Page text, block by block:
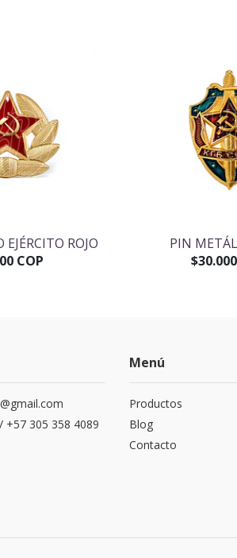
ROJO
COP
PIN
+57 305 358 4089
Menú
Productos
Blog
Contacto